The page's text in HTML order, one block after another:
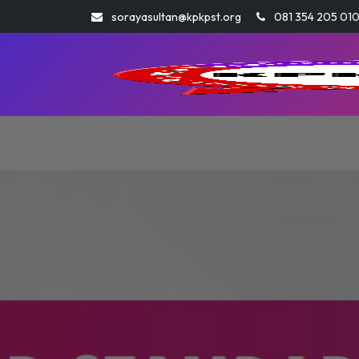
sorayasultan@kpkpst.org 081 354 205 010